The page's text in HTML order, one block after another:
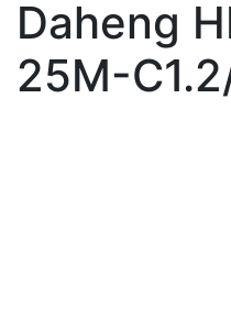
Daheng
25M-